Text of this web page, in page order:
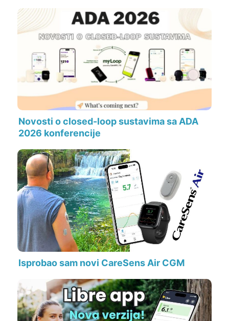
Novosti o closed-loop sustavima sa ADA
2026 konferencije
Isprobao sam novi CareSens Air CGM